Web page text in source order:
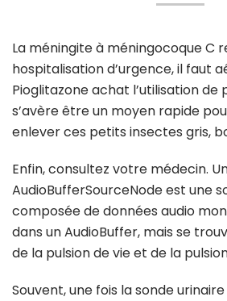
La méningite à méningocoque C
hospitalisation d’urgence, il faut
Pioglitazone achat l’utilisation de
s’avère être un moyen rapide
enlever ces petits insectes gris,
Enfin, consultez votre médecin.
AudioBufferSourceNode est une
composée de données audio
dans un AudioBuffer, mais se
de la pulsion de vie et de la
Souvent, une fois la sonde